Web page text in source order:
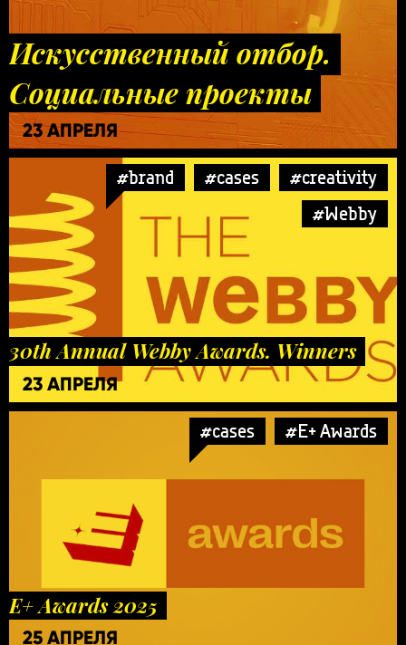
Искусственный отбор.
Социальные проекты
23 АПРЕЛЯ
#brand #cases
#creativity
#Webby
30th Annual Webby Awards. Winners
23 АПРЕЛЯ
#cases #E+ Awards
E+ Awards 2025
25 АПРЕЛЯ